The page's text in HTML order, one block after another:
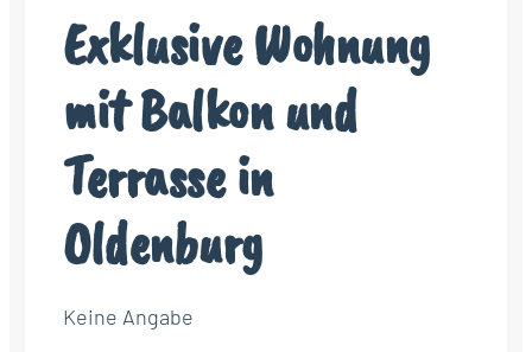
Exklusive Wohnung
mit Balkon und
Terrasse in
Oldenburg
Keine Angabe